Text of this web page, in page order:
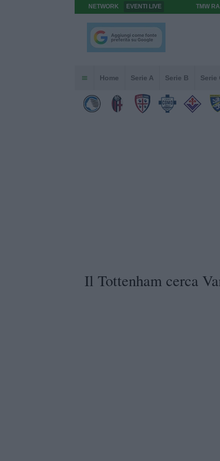
NETWORK EVENTI LIVE TMW
Home Serie A Serie B Serie
Il Tottenham cerca